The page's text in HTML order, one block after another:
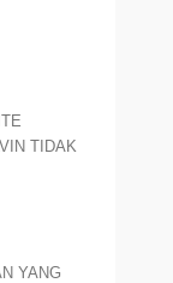
TIDAK
YANG